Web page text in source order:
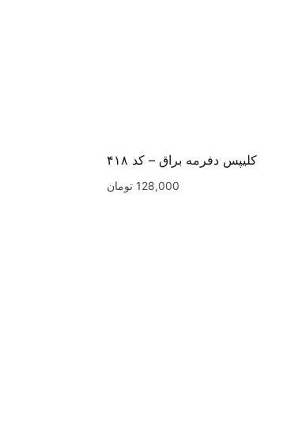
کلیپس دفرمه براق – کد ۴۱۸
128,000 تومان